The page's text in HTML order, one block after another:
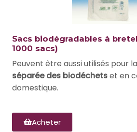
Sacs biodégradables à
1000 sacs)
Peuvent être aussi utilisés pour la
séparée des biodéchetset en
domestique.
Acheter